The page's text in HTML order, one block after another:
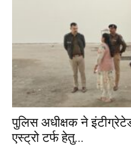
पुलिस अधीक्षक ने
एस्ट्रो टर्फ हेतु...